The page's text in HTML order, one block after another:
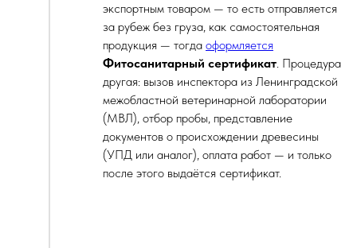
экспортным товаром — то есть отправляется
за рубеж без груза, как самостоятельная
продукция — тогда оформляется
Фитосанитарный сертификат. Процедура
другая: вызов инспектора из Ленинградской
межобластной ветеринарной лаборатории
(МВЛ), отбор пробы, представление
документов о происхождении древесины
(УПД или аналог), оплата работ — и только
после этого выдаётся сертификат.